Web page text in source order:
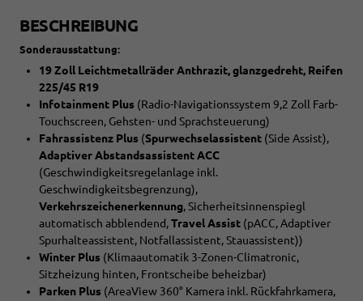
BESCHREIBUNG
Sonderausstattung:
19 Zoll Leichtmetallräder Anthrazit, glanzgedreht, Reifen
225/45 R19
Infotainment Plus (Radio-Navigationssystem 9,2 Zoll Farb-
Touchscreen, Gehsten- und Sprachsteuerung)
Fahrassistenz Plus (Spurwechselassistent (Side Assist),
Adaptiver Abstandsassistent ACC
(Geschwindigkeitsregelanlage inkl.
Geschwindigkeitsbegrenzung),
Verkehrszeichenerkennung, Sicherheitsinnenspiegl
automatisch abblendend,Travel Assist (pACC, Adaptiver
Spurhalteassistent, Notfallassistent, Stauassistent))
Winter Plus (Klimaautomatik 3-Zonen-Climatronic,
Sitzheizung hinten, Frontscheibe beheizbar)
Parken Plus (AreaView 360° Kamera inkl. Rückfahrkamera,